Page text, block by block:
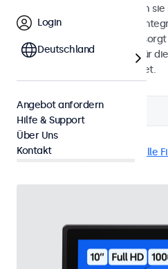
staubdichten Panel, wodurch
Anwendung und Umgebung
und symmetrische Rahmen
Oberfläche und ist sowohl für
auch im Querformat geeignet.
Filtern (8)
Panel-Mount Alle
Login
Deutschland
Angebot anfordern
Hilfe & Support
Über Uns
Kontakt